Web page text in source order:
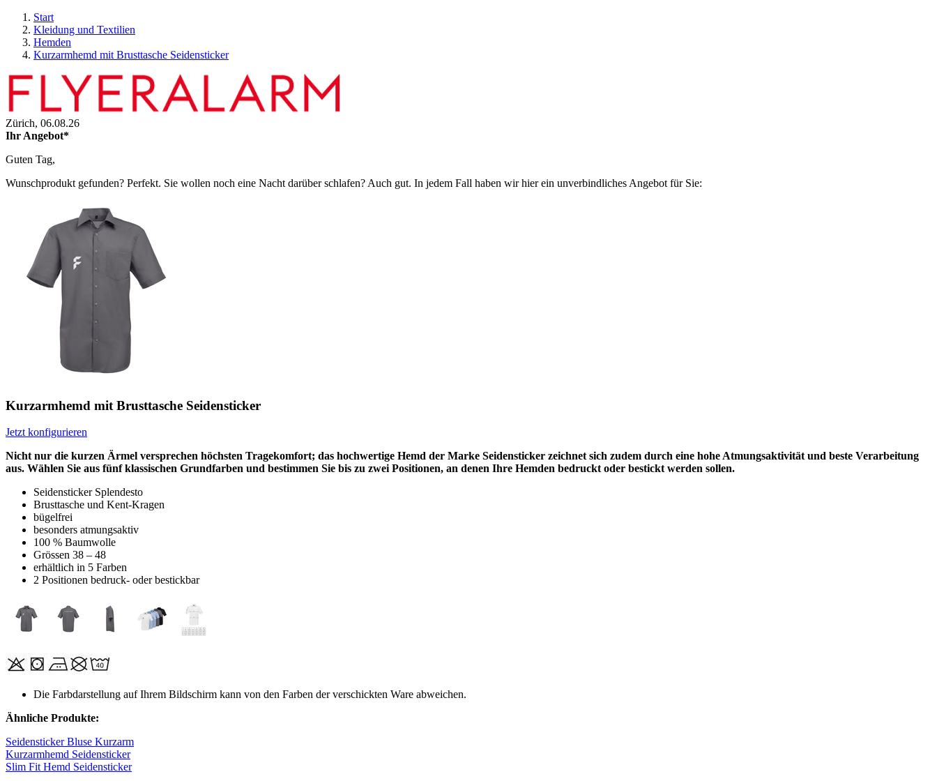
Start
Kleidung und Textilien
Hemden
Kurzarmhemd mit Brusttasche Seidensticker
Zürich, 06.08.26
Ihr Angebot*
Guten Tag,
Wunschprodukt gefunden? Perfekt. Sie wollen noch eine Nacht darüber schlafen? Auch gut. In jedem Fall haben wir hier ein unverbindliches Angebot für Sie:
Kurzarmhemd mit Brusttasche Seidensticker
Jetzt konfigurieren
Nicht nur die kurzen Ärmel versprechen höchsten Tragekomfort; das hochwertige Hemd der Marke Seidensticker zeichnet sich zudem durch eine hohe Atmungsaktivität und beste Verarbeitung
aus. Wählen Sie aus fünf klassischen Grundfarben und bestimmen Sie bis zu zwei Positionen, an denen Ihre Hemden bedruckt oder bestickt werden sollen.
Seidensticker Splendesto
Brusttasche und Kent-Kragen
bügelfrei
besonders atmungsaktiv
100 % Baumwolle
Grössen 38 – 48
erhältlich in 5 Farben
2 Positionen bedruck- oder bestickbar
Die Farbdarstellung auf Ihrem Bildschirm kann von den Farben der verschickten Ware abweichen.
Ähnliche Produkte:
Seidensticker Bluse Kurzarm
Kurzarmhemd Seidensticker
Slim Fit Hemd Seidensticker